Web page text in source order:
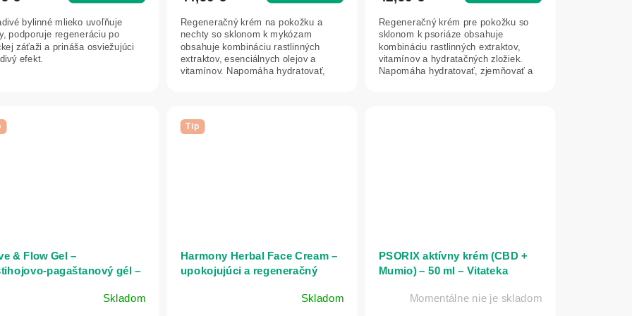
bylinné mlieko uvoľňuje
podporuje regeneráciu po
záťaži a prináša osviežujúci
efekt.
5
hviezdičiek.
Regeneračný krém na pokožku a
nechty so sklonom k mykózam
obsahuje kombináciu rastlinných
extraktov, esenciálnych olejov a
vitamínov. Napomáha hydratovať,
Regeneračný krém pre pokožku so
sklonom k psoriáze obsahuje
kombináciu rastlinných extraktov,
vitamínov a hydratačných zložiek.
Napomáha hydratovať, zjemňovať a
& Flow Gel –
gél –
Skladom
Tip
Harmony Herbal Face Cream –
upokojujúci a regeneračný
problematickú pleť - 50 ml -Skladom
PSORIX aktívny krém (CBD +
Mumio) – 50 ml – Vitateka
Momentálne nie je skladom